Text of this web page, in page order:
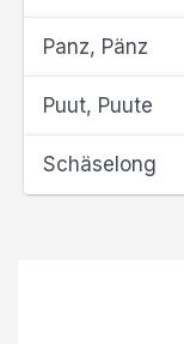
Panz, Pänz
Puut, Puute
Schäselong